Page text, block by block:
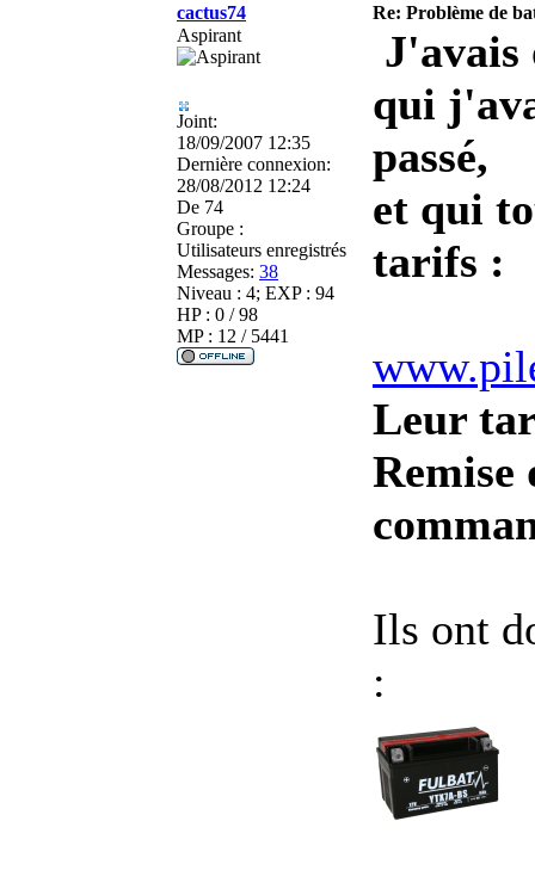
cactus74
Re: Problème de
Aspirant
Joint:
18/09/2007 12:35
Dernière connexion:
28/08/2012 12:24
De 74
Groupe :
Utilisateurs enregistrés
Messages: 38
Niveau : 4; EXP : 94
HP : 0 / 98
MP : 12 / 5441
J'avais
qui
passé,
et qui
tarifs :
Leur
Remise
Ils ont
: